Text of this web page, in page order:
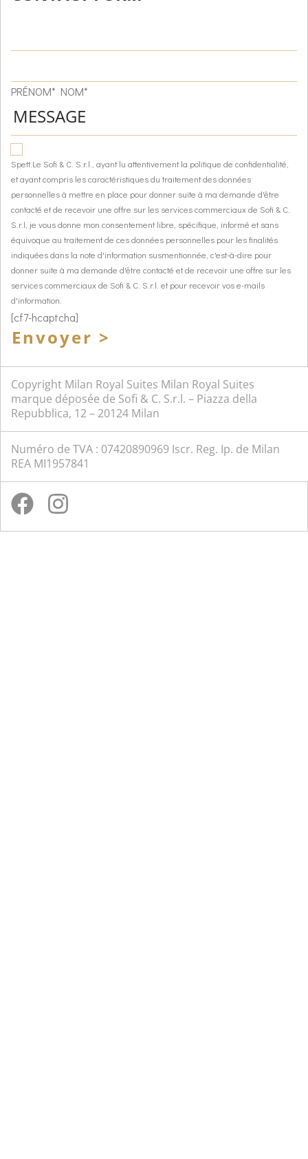
PRÉNOM* NOM*
Spett.Le Sofi & C. S.r.l., ayant lu attentivement la politique de confidentialité,
et ayant compris les caractéristiques du traitement des données
personnelles à mettre en place pour donner suite à ma demande d'être
contacté et de recevoir une offre sur les services commerciaux de Sofi & C.
S.r.l, je vous donne mon consentement libre, spécifique, informé et sans
équivoque au traitement de ces données personnelles pour les finalités
indiquées dans la note d'information susmentionnée, c'est-à-dire pour
donner suite à ma demande d'être contacté et de recevoir une offre sur les
services commerciaux de Sofi & C. S.r.l. et pour recevoir vos e-mails
d'information.
[cf7-hcaptcha]
Envoyer >
Copyright Milan Royal Suites Milan Royal Suites
marque déposée de Sofi & C. S.r.l. – Piazza della
Repubblica, 12 – 20124 Milan
Numéro de TVA : 07420890969 Iscr. Reg. Ip. de Milan
REA MI1957841